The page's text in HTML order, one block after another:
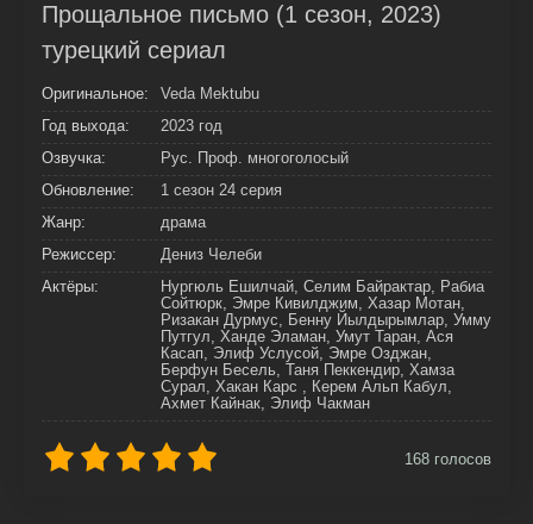
Прощальное письмо (1 сезон, 2023)
турецкий сериал
Оригинальное:
Veda Mektubu
Год выхода:
2023 год
Озвучка:
Рус. Проф. многоголосый
Обновление:
1 сезон 24 серия
Жанр:
драма
Режиссер:
Дениз Челеби
Актёры:
Нургюль Ешилчай, Селим Байрактар, Рабиа
Сойтюрк, Эмре Кивилджим, Хазар Мотан,
Ризакан Дурмус, Бенну Йылдырымлар, Умму
Путгул, Ханде Эламан, Умут Таран, Ася
Касап, Элиф Услусой, Эмре Озджан,
Берфун Бесель, Таня Пеккендир, Хамза
Сурал, Хакан Карс , Керем Альп Кабул,
Ахмет Кайнак, Элиф Чакман
168 голосов